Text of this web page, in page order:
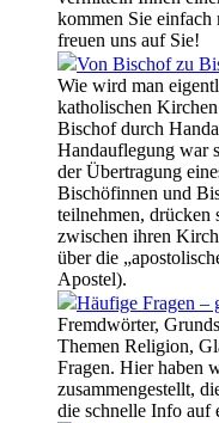
kommen Sie
freuen uns auf Sie!
Von Bischof zu
Wie wird man
katholischen
Bischof durch
Handauflegung war
der Übertragung
Bischöfinnen und
teilnehmen, drücken
zwischen ihren
über die
Apostel).
Häufige Fragen –
Fremdwörter,
Themen Religion,
Fragen. Hier haben
zusammengestellt,
die schnelle Info auf